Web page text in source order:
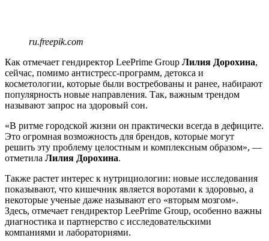
ru.freepik.com
Как отмечает гендиректор LeePrime Group Лилия Дорохина,
сейчас, помимо антистресс-программ, детокса и
косметологии, которые были востребованы и ранее, набирают
популярность новые направления. Так, важным трендом
называют запрос на здоровый сон.
«В ритме городской жизни он практически всегда в дефиците.
Это огромная возможность для брендов, которые могут
решить эту проблему целостным и комплексным образом», —
отметила Лилия Дорохина.
Также растет интерес к нутрициологии: новые исследования
показывают, что кишечник является воротами к здоровью, а
некоторые ученые даже называют его «вторым мозгом».
Здесь, отмечает гендиректор LeePrime Group, особенно важны
диагностика и партнерство с исследовательскими
компаниями и лабораториями.